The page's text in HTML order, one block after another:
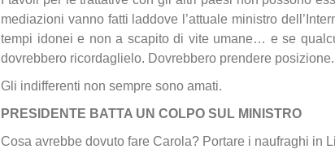
mediazioni vanno fatti laddove l’attuale ministro
tempi idonei e non a scapito di vite umane… e se
dovrebbero ricordaglielo. Dovrebbero prendere posizione.
Gli indifferenti non sempre sono amati.
PRESIDENTE BATTA UN COLPO SUL MINISTRO
Cosa avrebbe dovuto fare Carola? Portare i naufraghi in